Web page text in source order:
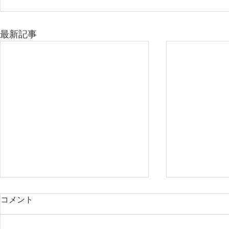
最新記事
コメント